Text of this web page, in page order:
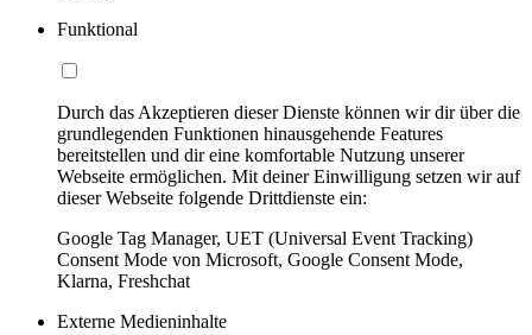
Funktional
Durch das Akzeptieren dieser Dienste können wir dir über die
grundlegenden Funktionen hinausgehende Features
bereitstellen und dir eine komfortable Nutzung unserer
Webseite ermöglichen. Mit deiner Einwilligung setzen wir auf
dieser Webseite folgende Drittdienste ein:
Google Tag Manager, UET (Universal Event Tracking)
Consent Mode von Microsoft, Google Consent Mode,
Klarna, Freshchat
Externe Medieninhalte